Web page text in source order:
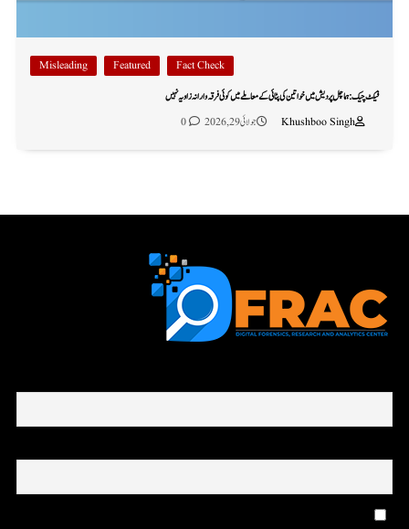
Fact Check
Featured
Misleading
فیکٹ چیک: ہماچل پردیش میں خواتین کی پٹائی کے معاملے میں کوئی فرقہ وارانہ زاویہ نہیں
Khushboo Singh
جولائی 29, 2026 0